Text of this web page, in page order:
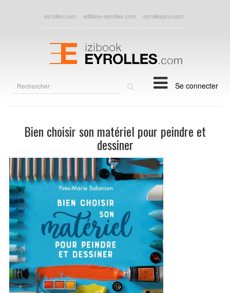
eyrolles.com editions-eyrolles.com eyrollespro.com
Se connecter
Bien choisir son matériel pour peindre et
dessiner